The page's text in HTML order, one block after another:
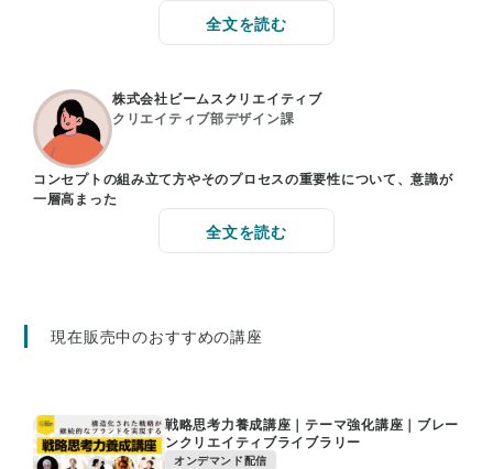
全文を読む
株式会社ビームスクリエイティブ
クリエイティブ部デザイン課
コンセプトの組み立て方やそのプロセスの重要性について、意識が
一層高まった
全文を読む
現在販売中のおすすめの講座
戦略思考力養成講座｜テーマ強化講座｜ブレー
ンクリエイティブライブラリー
オンデマンド配信